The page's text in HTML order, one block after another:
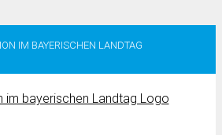
IM BAYERISCHEN LANDTAG